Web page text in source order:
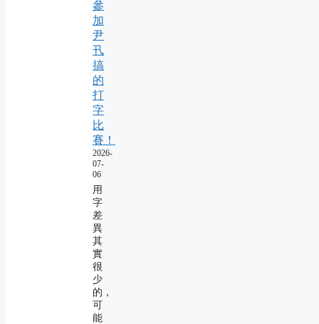
參
加
尹
卂
搞
的
打
字
比
賽！
2026-
07-
06
用
字
差
異
其
實
很
少
的，
可
能